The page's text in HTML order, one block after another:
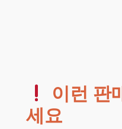
이런 판
세요